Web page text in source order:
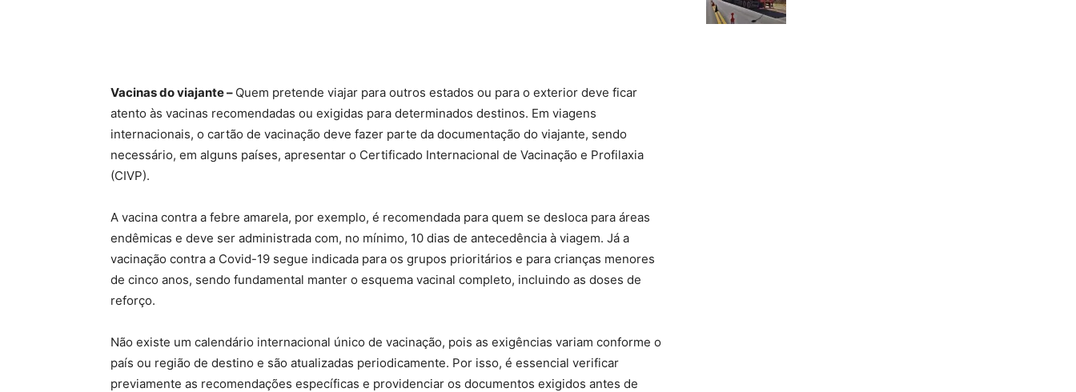
Vacinas do viajante – Quem pretende viajar para outros estados ou para o exterior deve ficar
atento às vacinas recomendadas ou exigidas para determinados destinos. Em viagens
internacionais, o cartão de vacinação deve fazer parte da documentação do viajante, sendo
necessário, em alguns países, apresentar o Certificado Internacional de Vacinação e Profilaxia
(CIVP).
A vacina contra a febre amarela, por exemplo, é recomendada para quem se desloca para áreas
endêmicas e deve ser administrada com, no mínimo, 10 dias de antecedência à viagem. Já a
vacinação contra a Covid-19 segue indicada para os grupos prioritários e para crianças menores
de cinco anos, sendo fundamental manter o esquema vacinal completo, incluindo as doses de
reforço.
Não existe um calendário internacional único de vacinação, pois as exigências variam conforme o
país ou região de destino e são atualizadas periodicamente. Por isso, é essencial verificar
previamente as recomendações específicas e providenciar os documentos exigidos antes de